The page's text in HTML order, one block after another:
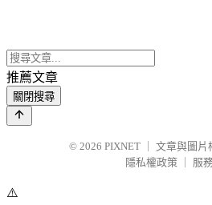
推薦文章
關閉搜尋
© 2026 PIXNET
文章與圖片
隱私權政策
服
⚠️